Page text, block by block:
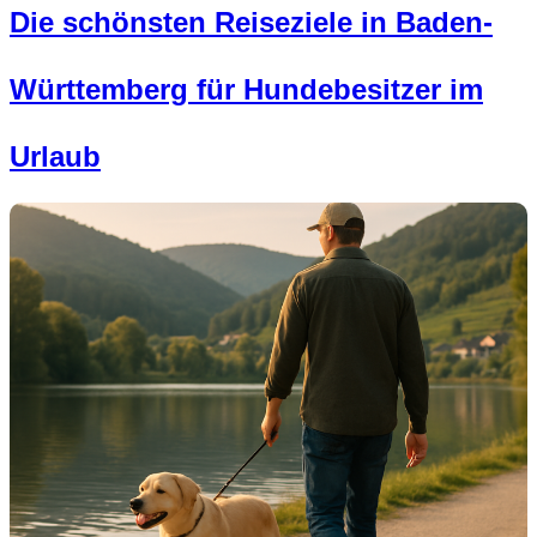
Die schönsten Reiseziele in Baden-
Württemberg für Hundebesitzer im
Urlaub